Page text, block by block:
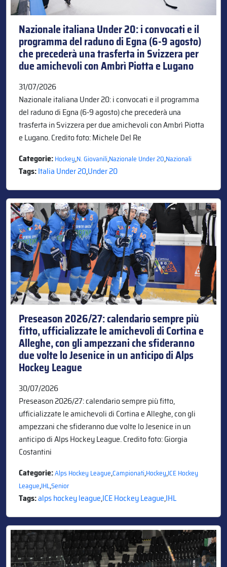
Nazionale italiana Under 20: i convocati e il
programma del raduno di Egna (6-9 agosto)
che precederà una trasferta in Svizzera per
due amichevoli con Ambrì Piotta e Lugano
31/07/2026
Nazionale italiana Under 20: i convocati e il programma
del raduno di Egna (6-9 agosto) che precederà una
trasferta in Svizzera per due amichevoli con Ambrì Piotta
e Lugano. Credito foto: Michele Del Re
Categorie:Hockey,N. Giovanili,Nazionale Under 20,Nazionali
Tags:Italia Under 20,Under 20
Preseason 2026/27: calendario sempre più
fitto, ufficializzate le amichevoli di Cortina e
Alleghe, con gli ampezzani che sfideranno
due volte lo Jesenice in un anticipo di Alps
Hockey League
30/07/2026
Preseason 2026/27: calendario sempre più fitto,
ufficializzate le amichevoli di Cortina e Alleghe, con gli
ampezzani che sfideranno due volte lo Jesenice in un
anticipo di Alps Hockey League. Credito foto: Giorgia
Costantini
Categorie:Alps Hockey League,Campionati,Hockey,ICE Hockey
League,IHL,Senior
Tags:alps hockey league,ICE Hockey League,IHL